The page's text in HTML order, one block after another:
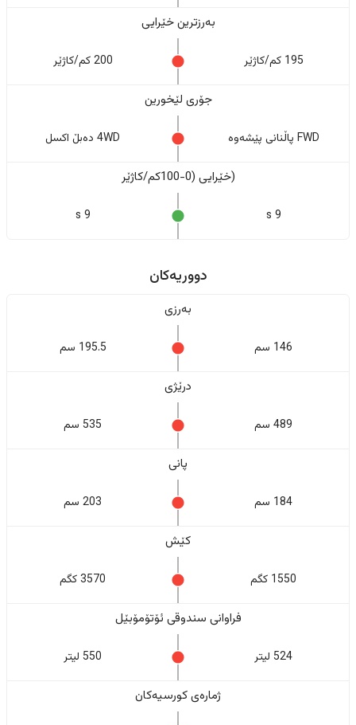
بەرزترین خێرایی
195 کم/کاژێر 200 کم/کاژێر
جۆری لێخورین
FWD پاڵنانی پێشەوە 4WD دەبڵ اکسل
(خێرایی (0-100کم/کاژێر
9 s
9 s
دووریەکان
بەرزی
146 سم 195.5 سم
درێژی
489 سم 535 سم
پانی
184 سم 203 سم
کێش
1550 کگم 3570 کگم
فراوانی سندوقی ئۆتۆمۆبێل
524 لیتر 550 لیتر
ژمارەی کورسیەکان